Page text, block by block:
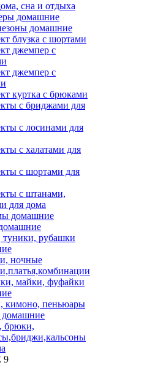
сна и отдыха
домашние
домашние
блузка с шортами
джемпер с
джемпер с
куртка с брюками
с бриджами для
с лосинами для
с халатами для
с шортами для
с штанами,
для дома
домашние
туники, рубашки
ночные
майки, фуфайки
кимоно, пеньюары
брюки,
9